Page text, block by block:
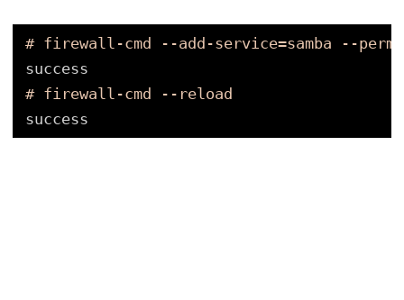
# firewall-cmd --add-service=samba --
success
# firewall-cmd --reload
success